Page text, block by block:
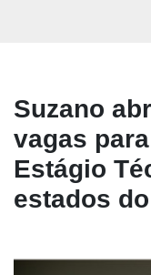
Suzano
vagas
Estágio
estados